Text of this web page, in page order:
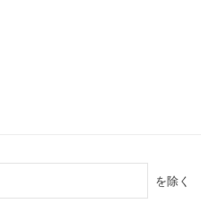
を除く